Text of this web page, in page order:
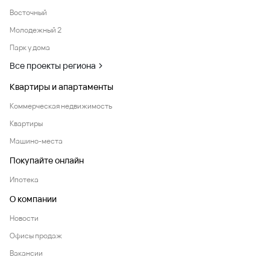
Восточный
Молодежный 2
Парк у дома
Все проекты региона
Квартиры и апартаменты
Коммерческая недвижимость
Квартиры
Машино-места
Покупайте онлайн
Ипотека
О компании
Новости
Офисы продаж
Вакансии